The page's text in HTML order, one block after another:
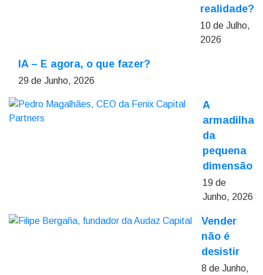
realidade?
10 de Julho,
2026
IA – E agora, o que fazer?
29 de Junho, 2026
A
armadilha
da
pequena
dimensão
19 de
Junho, 2026
Vender
não é
desistir
8 de Junho,